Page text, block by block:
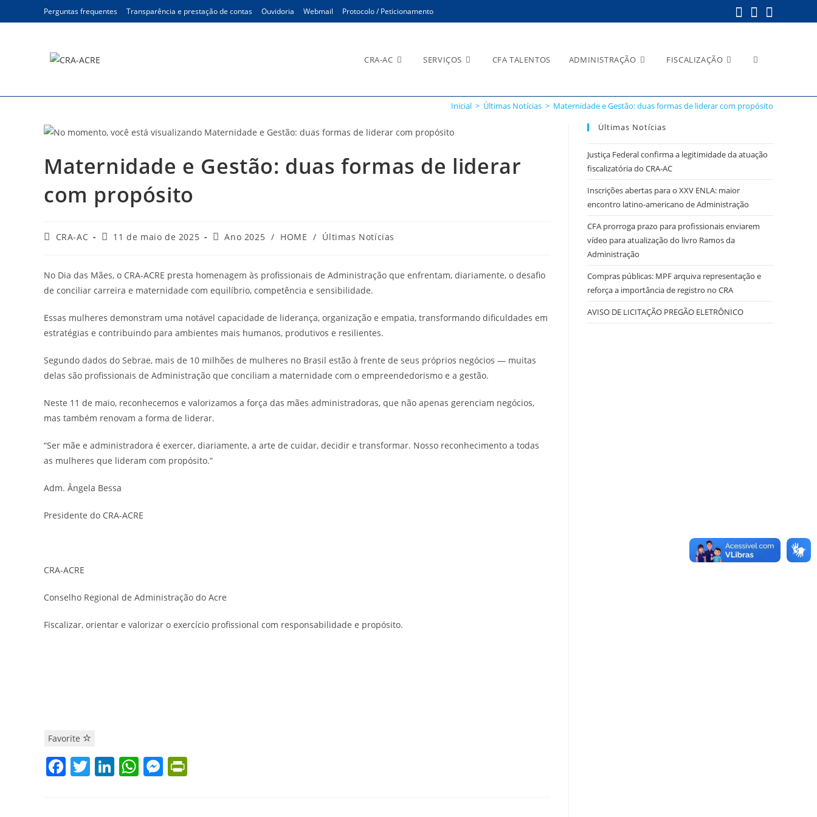
para
Perguntas frequentes Transparência e prestação de contas Ouvidoria Webmail Protocolo / Peticionamento
CRA-AC SERVIÇOS CFA TALENTOS ADMINISTRAÇÃO FISCALIZAÇÃO Alternar
Inicial > Últimas Notícias > Maternidade e Gestão: duas formas de liderar com propósito
Maternidade e Gestão: duas formas de liderar
com propósito
AutorCRA-AC
Post11 de maio de 2025
Categoria
Ano 2025 / HOME / Últimas Notícias
No Dia das Mães, o CRA-ACRE presta homenagem às profissionais de Administração que enfrentam, diariamente, o desafio
de conciliar carreira e maternidade com equilíbrio, competência e sensibilidade.
Essas mulheres demonstram uma notável capacidade de liderança, organização e empatia, transformando dificuldades em
estratégias e contribuindo para ambientes mais humanos, produtivos e resilientes.
Segundo dados do Sebrae, mais de 10 milhões de mulheres no Brasil estão à frente de seus próprios negócios — muitas
delas são profissionais de Administração que conciliam a maternidade com o empreendedorismo e a gestão.
Neste 11 de maio, reconhecemos e valorizamos a força das mães administradoras, que não apenas gerenciam negócios,
mas também renovam a forma de liderar.
“Ser mãe e administradora é exercer, diariamente, a arte de cuidar, decidir e transformar. Nosso reconhecimento a todas
as mulheres que lideram com propósito.”
Adm. Ângela Bessa
Presidente do CRA-ACRE
CRA-ACRE
Conselho Regional de Administração do Acre
Fiscalizar, orientar e valorizar o exercício profissional com responsabilidade e propósito.
Favorite
F T Li W M
Últimas Notícias
Justiça Federal confirma a legitimidade da atuação
fiscalizatória do CRA-AC
Inscrições abertas para o XXV ENLA: maior
encontro latino-americano de Administração
CFA prorroga prazo para profissionais enviarem
vídeo para atualização do livro Ramos da
Administração
Compras públicas: MPF arquiva representação e
reforça a importância de registro no CRA
AVISO DE LICITAÇÃO PREGÃO ELETRÔNICO